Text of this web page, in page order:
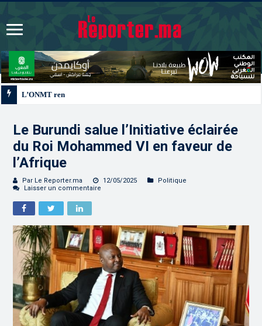
Le Burundi salue l’Initiative éclairée
du Roi Mohammed VI en faveur de
l’Afrique
Par Le Reporter.ma 12/05/2025
Politique
Laisser un commentaire